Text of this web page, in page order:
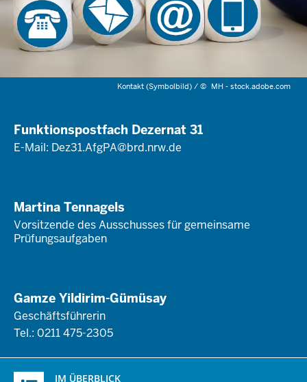
Kontakt (Symbolbild) /© MH - stock.adobe.com
Funktionspostfach Dezernat 31
E-Mail: Dez31.AfgPA@brd.nrw.de
Martina Tennagels
Vorsitzende des Ausschusses für gemeinsame
Prüfungsaufgaben
Gamze Yildirim-Gümüsay
Geschäftsführerin
Tel.: 0211 475-2305
IM ÜBERBLICK